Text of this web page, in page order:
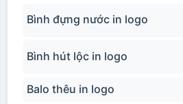
Bình đựng nước in logo
Bình hút lộc in logo
Balo thêu in logo